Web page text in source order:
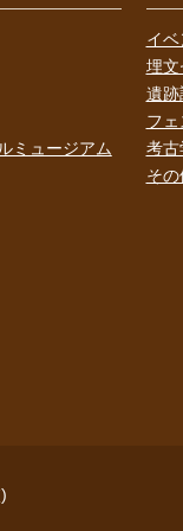
ミュージアム
イベ
埋文
遺跡
フ
考古
その